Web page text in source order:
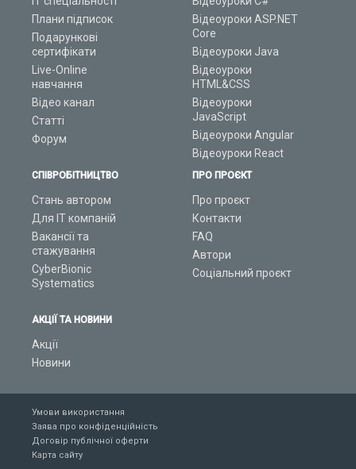
Плани підписок
Подарункові
сертифікати
Live-Online
навчання
Відео канал
Статті
Форум
Відеоуроки ASP.NET
Core
Відеоуроки Java
Відеоуроки
HTML&CSS
Відеоуроки
JavaScript
Відеоуроки Angular
Відеоуроки React
СПІВРОБІТНИЦТВО
Стань автором
Для ІТ компаній
Вакансії та
стажування
CyberBionic
Systematics
АКЦІЇ ТА НОВИНИ
Акції
Новини
ПРО ПРОЄКТ
Про проєкт
Контакти
FAQ
Автори
Соціальний проєкт
Умови використання
Заява про конфіденційність
Договір публічної оферти
Карта сайту